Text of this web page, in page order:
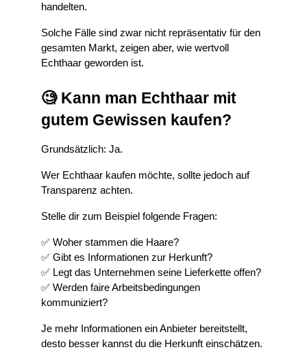
handelten.
Solche Fälle sind zwar nicht repräsentativ für den
gesamten Markt, zeigen aber, wie wertvoll
Echthaar geworden ist.
🧐 Kann man Echthaar mit
gutem Gewissen kaufen?
Grundsätzlich: Ja.
Wer Echthaar kaufen möchte, sollte jedoch auf
Transparenz achten.
Stelle dir zum Beispiel folgende Fragen:
✅ Woher stammen die Haare?
✅ Gibt es Informationen zur Herkunft?
✅ Legt das Unternehmen seine Lieferkette offen?
✅ Werden faire Arbeitsbedingungen
kommuniziert?
Je mehr Informationen ein Anbieter bereitstellt,
desto besser kannst du die Herkunft einschätzen.